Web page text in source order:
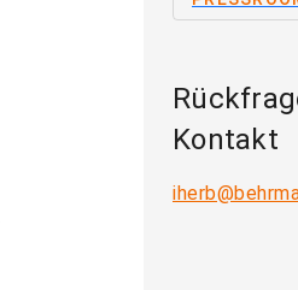
Kontakt